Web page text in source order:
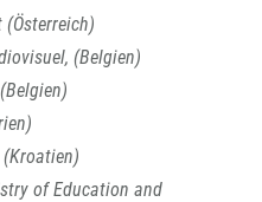
(Belgien)
of Education and